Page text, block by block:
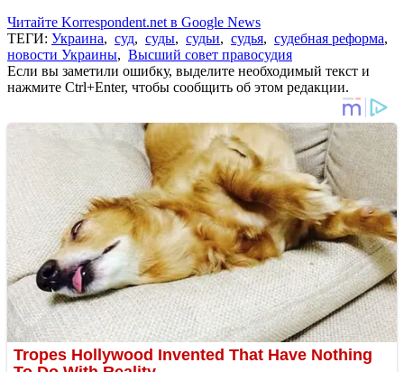
Читайте Korrespondent.net в Google News
ТЕГИ: Украина, суд, суды, судьи, судья, судебная реформа,
новости Украины, Высший совет правосудия
Если вы заметили ошибку, выделите необходимый текст и
нажмите Ctrl+Enter, чтобы сообщить об этом редакции.